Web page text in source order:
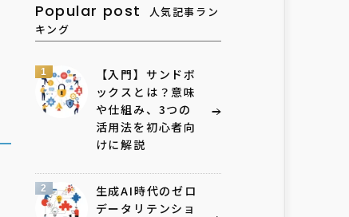
Popular post
人気記事ラン
キング
1
【入門】サンドボ
ックスとは？意味
や仕組み、3つの
活用法を初心者向
けに解説
2
生成AI時代のゼロ
データリテンショ